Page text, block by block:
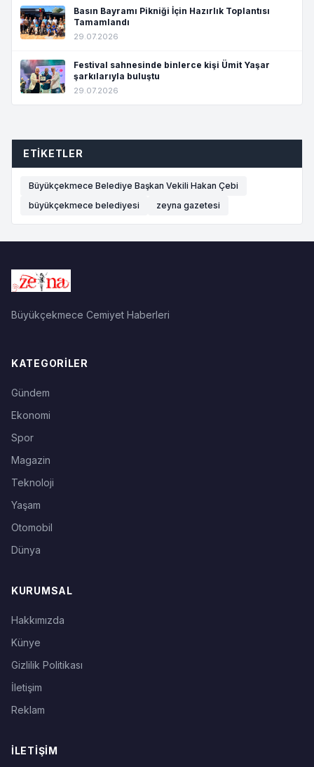
Basın Bayramı Pikniği İçin Hazırlık Toplantısı
Tamamlandı
29.07.2026
Festival sahnesinde binlerce kişi Ümit Yaşar
şarkılarıyla buluştu
29.07.2026
ETIKETLER
Büyükçekmece Belediye Başkan Vekili Hakan Çebi
büyükçekmece belediyesi
zeyna gazetesi
Büyükçekmece Cemiyet Haberleri
KATEGORILER
Gündem
Ekonomi
Spor
Magazin
Teknoloji
Yaşam
Otomobil
Dünya
KURUMSAL
Hakkımızda
Künye
Gizlilik Politikası
İletişim
Reklam
İLETIŞIM